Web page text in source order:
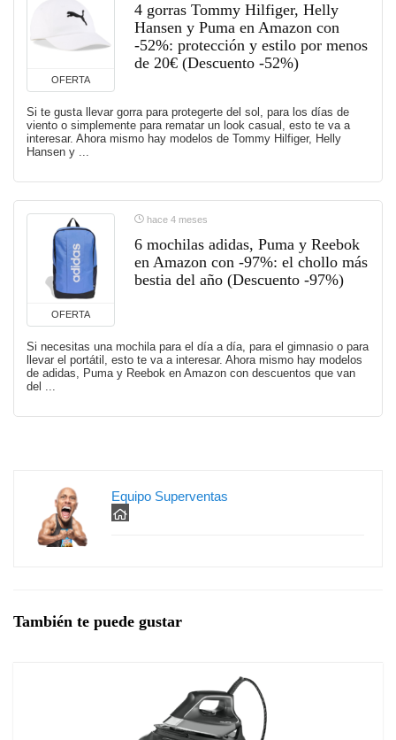
OFERTA
4 gorras Tommy Hilfiger, Helly
Hansen y Puma en Amazon con
-52%: protección y estilo por menos
de 20€ (Descuento -52%)
Si te gusta llevar gorra para protegerte del sol, para los días de
viento o simplemente para rematar un look casual, esto te va a
interesar. Ahora mismo hay modelos de Tommy Hilfiger, Helly
Hansen y ...
OFERTA
hace 4 meses
6 mochilas adidas, Puma y Reebok
en Amazon con -97%: el chollo más
bestia del año (Descuento -97%)
Si necesitas una mochila para el día a día, para el gimnasio o para
llevar el portátil, esto te va a interesar. Ahora mismo hay modelos
de adidas, Puma y Reebok en Amazon con descuentos que van
del ...
Equipo Superventas
También te puede gustar